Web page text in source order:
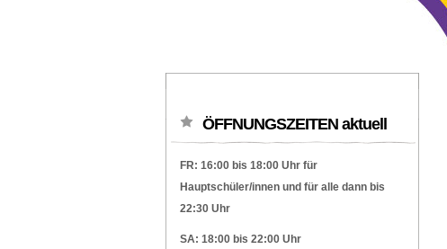
ÖFFNUNGSZEITEN aktuell
FR: 16:00 bis 18:00 Uhr für
Hauptschüler/innen und für alle dann bis
22:30 Uhr
SA: 18:00 bis 22:00 Uhr